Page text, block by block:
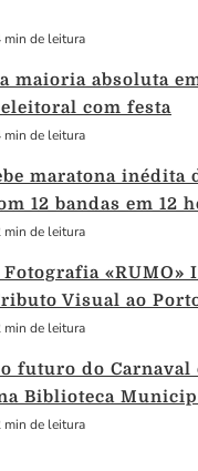
min de leitura
maioria absoluta
com festa
min de leitura
maratona inédita
12 bandas em 12
min de leitura
«RUMO»
Visual ao
min de leitura
futuro do
Biblioteca
min de leitura